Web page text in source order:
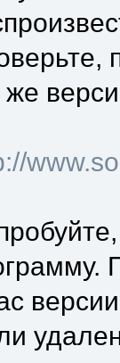
же